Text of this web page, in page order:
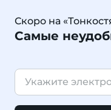
Скоро на
Самые